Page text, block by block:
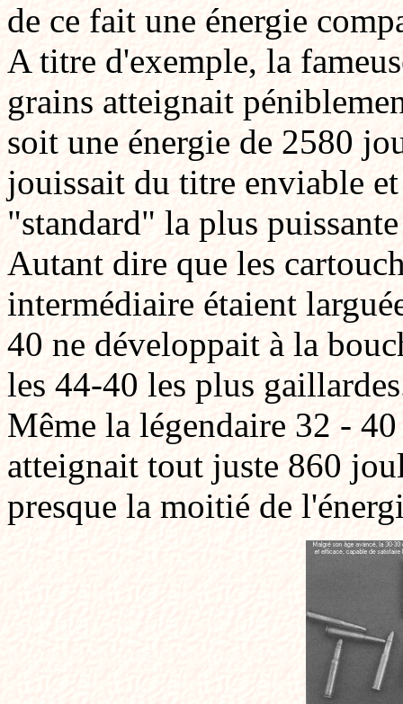
de ce fait une énergie
A titre d'exemple, la
grains atteignait
soit une énergie de 2580
jouissait du titre enviable
"standard" la plus
Autant dire que les
intermédiaire étaient
40 ne développait à la
les 44-40 les plus
Même la légendaire 32 -
atteignait tout juste 860
presque la moitié de